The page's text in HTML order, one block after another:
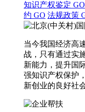
知识产权鉴定 GO
约 GO 法规政策
当今我国经济高
战，只有通过实
新能力，提升国
强知识产权保护
新创业的良好社